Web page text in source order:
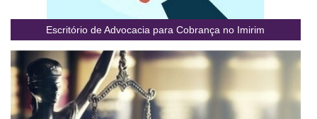
Escritório de Advocacia para Cobrança no Imirim